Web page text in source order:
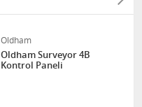
Oldham
Oldham Surveyor 4B
Kontrol Paneli